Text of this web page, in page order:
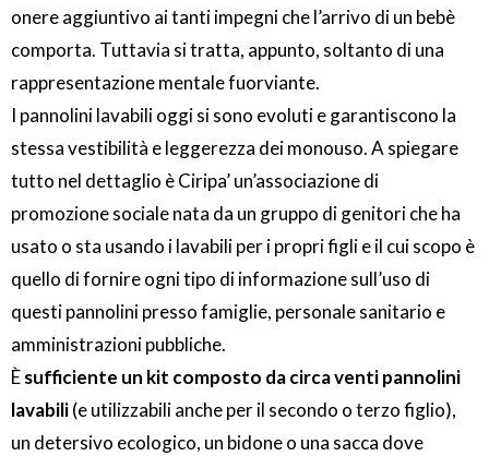
onere aggiuntivo ai tanti impegni che l’arrivo di un bebè
comporta. Tuttavia si tratta, appunto, soltanto di una
rappresentazione mentale fuorviante.
I pannolini lavabili oggi si sono evoluti e garantiscono la
stessa vestibilità e leggerezza dei monouso. A spiegare
tutto nel dettaglio è Ciripa’ un’associazione di
promozione sociale nata da un gruppo di genitori che ha
usato o sta usando i lavabili per i propri figli e il cui scopo è
quello di fornire ogni tipo di informazione sull’uso di
questi pannolini presso famiglie, personale sanitario e
amministrazioni pubbliche.
Èsufficiente un kit composto da circa venti pannolini
lavabili(e utilizzabili anche per il secondo o terzo figlio),
un detersivo ecologico, un bidone o una sacca dove